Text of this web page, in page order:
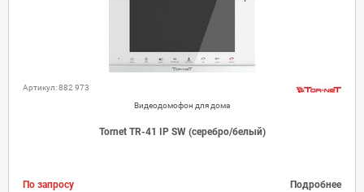
Артикул: 882 973
Видеодомофон для дома
Tornet TR-41 IP SW (серебро/белый)
По запросу Подробнее